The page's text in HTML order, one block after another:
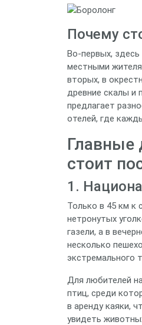
Почему
Во-первых,
местными
вторых, в
древние скалы и
предлагает
отелей, где
Главные
стоит
1.
Только в 45 км к
нетронутых
газели, а в
несколько
экстремального
Для любителей
птиц, среди
в аренду каяки,
увидеть